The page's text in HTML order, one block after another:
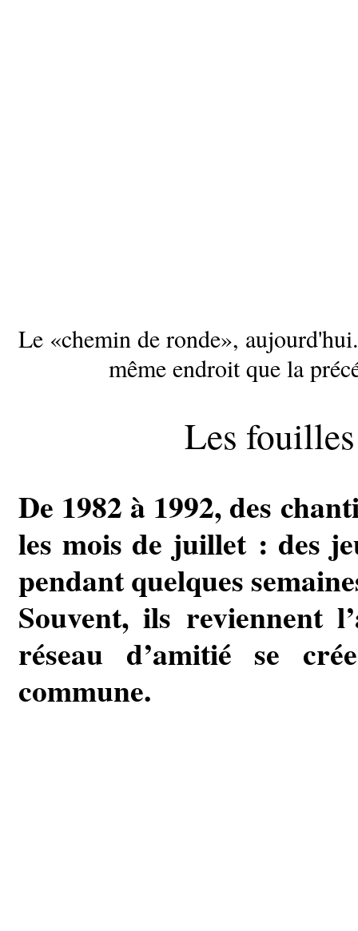
Le «chemin de ronde»,
même endroit que la
Les
De 1982 à 1992, des
les mois de juillet : des
pendant quelques
Souvent, ils reviennent
réseau d’amitié se
commune.